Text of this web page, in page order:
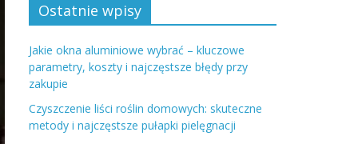
Ostatnie wpisy
Jakie okna aluminiowe wybrać – kluczowe
parametry, koszty i najczęstsze błędy przy
zakupie
Czyszczenie liści roślin domowych: skuteczne
metody i najczęstsze pułapki pielęgnacji